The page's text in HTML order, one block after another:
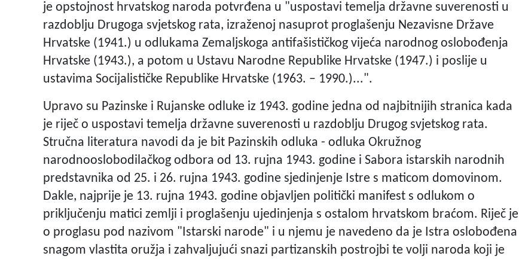
je opstojnost hrvatskog naroda potvrđena u "uspostavi temelja državne suverenosti u
razdoblju Drugoga svjetskog rata, izraženoj nasuprot proglašenju Nezavisne Države
Hrvatske (1941.) u odlukama Zemaljskoga antifašističkog vijeća narodnog oslobođenja
Hrvatske (1943.), a potom u Ustavu Narodne Republike Hrvatske (1947.) i poslije u
ustavima Socijalističke Republike Hrvatske (1963. – 1990.)...".
Upravo su Pazinske i Rujanske odluke iz 1943. godine jedna od najbitnijih stranica kada
je riječ o uspostavi temelja državne suverenosti u razdoblju Drugog svjetskog rata.
Stručna literatura navodi da je bit Pazinskih odluka - odluka Okružnog
narodnooslobodilačkog odbora od 13. rujna 1943. godine i Sabora istarskih narodnih
predstavnika od 25. i 26. rujna 1943. godine sjedinjenje Istre s maticom domovinom.
Dakle, najprije je 13. rujna 1943. godine objavljen politički manifest s odlukom o
priključenju matici zemlji i proglašenju ujedinjenja s ostalom hrvatskom braćom. Riječ je
o proglasu pod nazivom "Istarski narode" i u njemu je navedeno da je Istra oslobođena
snagom vlastita oružja i zahvaljujući snazi partizanskih postrojbi te volji naroda koji je